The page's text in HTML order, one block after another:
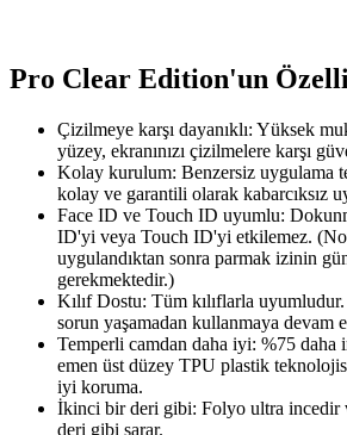
Pro Clear Edition'un
Çizilmeye karşı dayanıklı: Yüksek
yüzey, ekranınızı çizilmelere karşı
Kolay kurulum: Benzersiz uygulama
kolay ve garantili olarak kabarcıksız
Face ID ve Touch ID uyumlu:
ID'yi veya Touch ID'yi etkilemez.
uygulandıktan sonra parmak izinin
gerekmektedir.)
Kılıf Dostu: Tüm kılıflarla uyumludur.
sorun yaşamadan kullanmaya devam
Temperli camdan daha iyi: %75 daha
emen üst düzey TPU plastik
iyi koruma.
İkinci bir deri gibi: Folyo ultra incedir
deri gibi sarar.